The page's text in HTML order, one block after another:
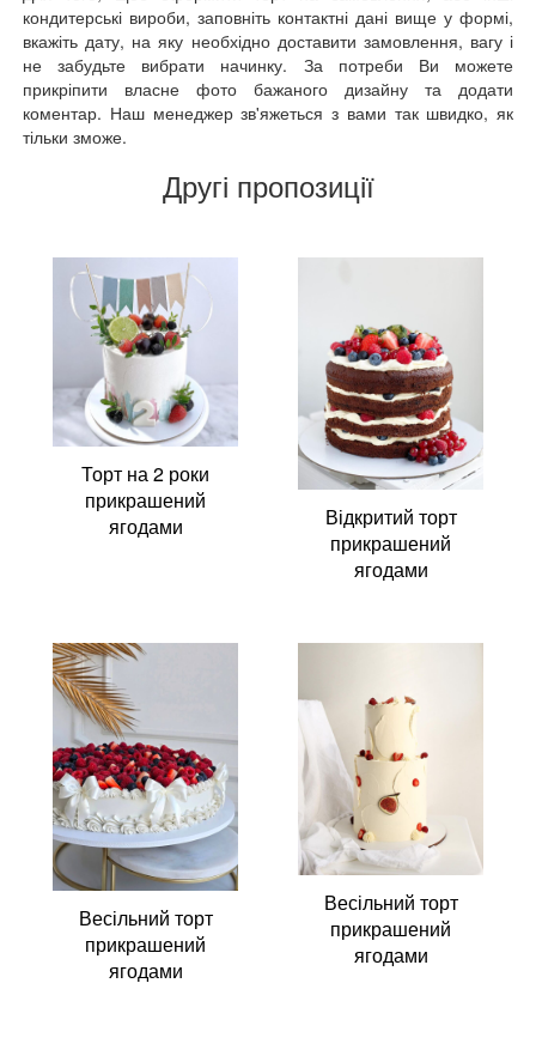
кондитерські вироби, заповніть контактні дані вище у формі,
вкажіть дату, на яку необхідно доставити замовлення, вагу і
не забудьте вибрати начинку. За потреби Ви можете
прикріпити власне фото бажаного дизайну та додати
коментар. Наш менеджер зв'яжеться з вами так швидко, як
тільки зможе.
Другі пропозиції
Торт на 2 роки
прикрашений
ягодами
Відкритий торт
прикрашений
ягодами
Весільний торт
прикрашений
ягодами
Весільний торт
прикрашений
ягодами